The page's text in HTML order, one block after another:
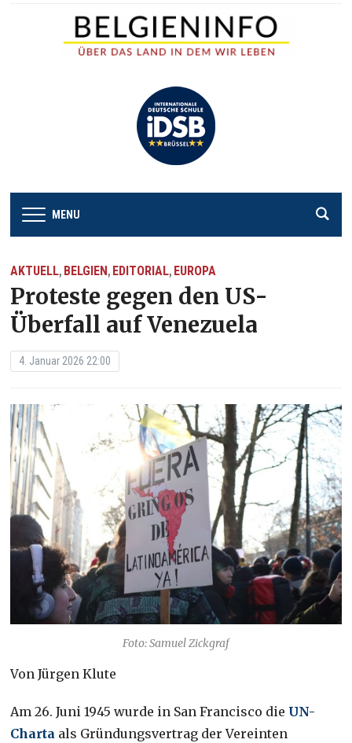
MENU
AKTUELL, BELGIEN, EDITORIAL, EUROPA
Proteste gegen den US-
Überfall auf Venezuela
4. Januar 2026 22:00
Foto: Samuel Zickgraf
Von Jürgen Klute
Am 26. Juni 1945 wurde in San Francisco die UN-
Charta als Gründungsvertrag der Vereinten